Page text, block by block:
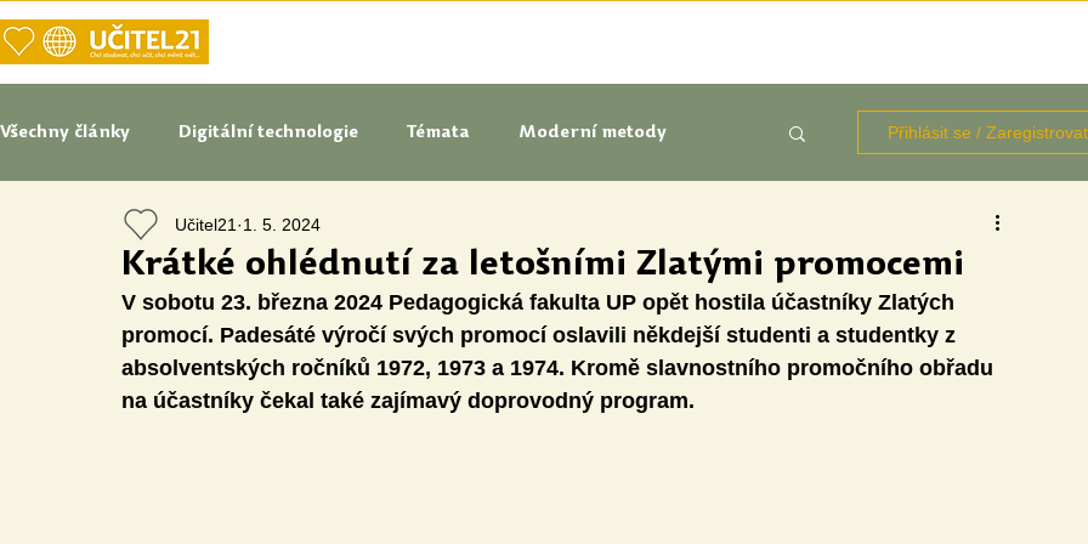
Všechny články Digitální technologie Témata Moderní metody
Tipy do pedagogické praxe
Senátoři blogují Naše praxe České školství Aktuálně Výzkumy
Přihlásit se /
Krátké ohlédnutí za letošními Zlatými promocemi
Učitel21 1. 5. 2024
V sobotu 23. března 2024 Pedagogická fakulta UP opět hostila účastníky Zlatých
promocí. Padesáté výročí svých promocí oslavili někdejší studenti a studentky z
absolventských ročníků 1972, 1973 a 1974. Kromě slavnostního promočního obřadu
na účastníky čekal také zajímavý doprovodný program.